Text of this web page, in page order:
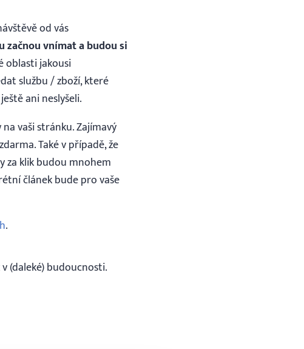
od vás
začnou vnímat a budou si
oblasti jakousi
službu / zboží, které
ani neslyšeli.
vaši stránku. Zajímavý
Také v případě, že
za klik budou mnohem
článek bude pro vaše
.
(daleké) budoucnosti.